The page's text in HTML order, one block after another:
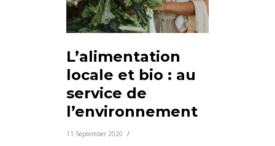
L’alimentation
locale et bio : au
service de
l’environnement
11 September 2020